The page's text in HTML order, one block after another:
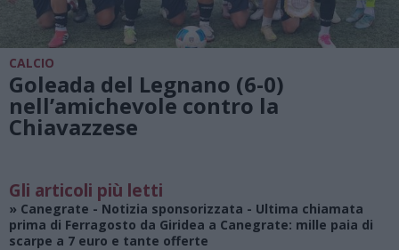
CALCIO
Goleada del Legnano (6-0)
nell’amichevole contro la
Chiavazzese
Gli articoli più letti
» Canegrate - Notizia sponsorizzata - Ultima chiamata
prima di Ferragosto da Giridea a Canegrate: mille paia di
scarpe a 7 euro e tante offerte